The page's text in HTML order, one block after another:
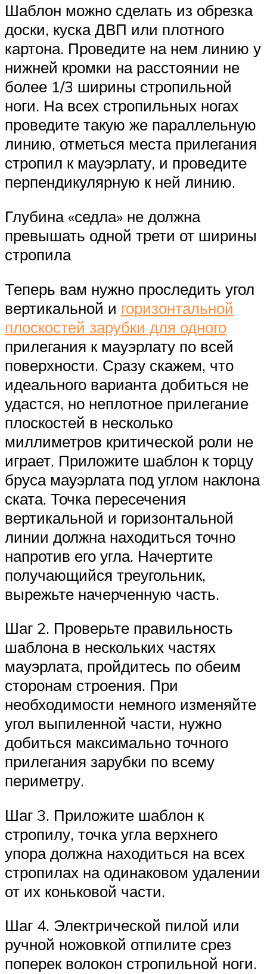
Шаблон можно сделать из обрезка
доски, куска ДВП или плотного
картона. Проведите на нем линию у
нижней кромки на расстоянии не
более 1/3 ширины стропильной
ноги. На всех стропильных ногах
проведите такую же параллельную
линию, отметься места прилегания
стропил к мауэрлату, и проведите
перпендикулярную к ней линию.
Глубина «седла» не должна
превышать одной трети от ширины
стропила
Теперь вам нужно проследить угол
вертикальной и горизонтальной
плоскостей зарубки для одного
прилегания к мауэрлату по всей
поверхности. Сразу скажем, что
идеального варианта добиться не
удастся, но неплотное прилегание
плоскостей в несколько
миллиметров критической роли не
играет. Приложите шаблон к торцу
бруса мауэрлата под углом наклона
ската. Точка пересечения
вертикальной и горизонтальной
линии должна находиться точно
напротив его угла. Начертите
получающийся треугольник,
вырежьте начерченную часть.
Шаг 2. Проверьте правильность
шаблона в нескольких частях
мауэрлата, пройдитесь по обеим
сторонам строения. При
необходимости немного изменяйте
угол выпиленной части, нужно
добиться максимально точного
прилегания зарубки по всему
периметру.
Шаг 3. Приложите шаблон к
стропилу, точка угла верхнего
упора должна находиться на всех
стропилах на одинаковом удалении
от их коньковой части.
Шаг 4. Электрической пилой или
ручной ножовкой отпилите срез
поперек волокон стропильной ноги.